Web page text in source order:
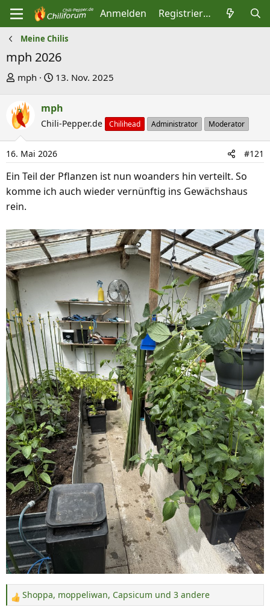
Anmelden Registrieren
Meine Chilis
mph 2026
E
s
t
e
l
e
r
mph
E
s
t
l
l
t
a
13. Nov. 2025
mph
Chili-Pepper.de Chilihead Administrator Moderator
16. Mai 2026 #121
Ein Teil der Pflanzen ist nun woanders hin verteilt. So
komme ich auch wieder vernünftig ins Gewächshaus
rein.
R Shoppa, moppeliwan, Capsicum und 3 andere